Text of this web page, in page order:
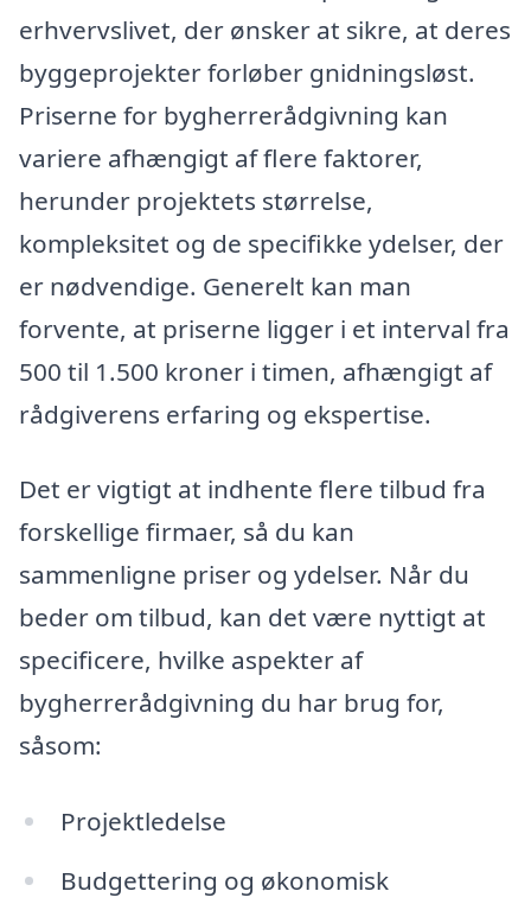
erhvervslivet, der ønsker at sikre, at deres
byggeprojekter forløber gnidningsløst.
Priserne for bygherrerådgivning kan
variere afhængigt af flere faktorer,
herunder projektets størrelse,
kompleksitet og de specifikke ydelser, der
er nødvendige. Generelt kan man
forvente, at priserne ligger i et interval fra
500 til 1.500 kroner i timen, afhængigt af
rådgiverens erfaring og ekspertise.
Det er vigtigt at indhente flere tilbud fra
forskellige firmaer, så du kan
sammenligne priser og ydelser. Når du
beder om tilbud, kan det være nyttigt at
specificere, hvilke aspekter af
bygherrerådgivning du har brug for,
såsom:
Projektledelse
Budgettering og økonomisk